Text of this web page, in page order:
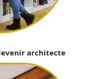
architecte